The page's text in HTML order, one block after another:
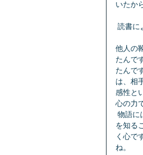
いたか
読書に
他人の
たんで
たんで
は、相
感性と
心の力
を知る
く心で
ね。